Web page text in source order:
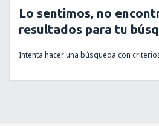
Lo sentimos, no
resultados para tu
Intenta hacer una búsqueda con